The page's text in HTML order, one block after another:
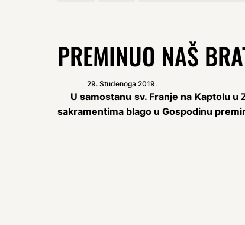
PREMINUO NAŠ
29. Studenoga 2019.
U samostanu sv. Franje na Kaptolu u
sakramentima blago u Gospodinu